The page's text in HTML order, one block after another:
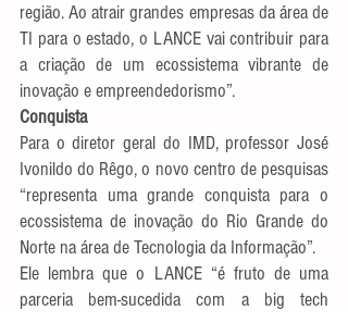
região. Ao atrair grandes empresas da área de
TI para o estado, o LANCE vai contribuir para
a criação de um ecossistema vibrante de
inovação e empreendedorismo”.
Conquista
Para o diretor geral do IMD, professor José
Ivonildo do Rêgo, o novo centro de pesquisas
“representa uma grande conquista para o
ecossistema de inovação do Rio Grande do
Norte na área de Tecnologia da Informação”.
Ele lembra que o LANCE “é fruto de uma
parceria bem-sucedida com a big tech